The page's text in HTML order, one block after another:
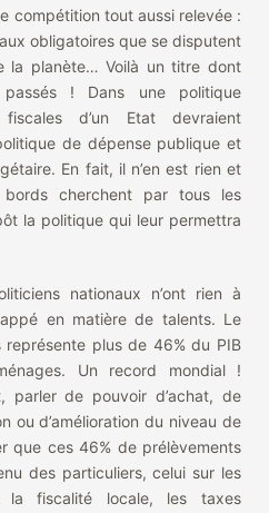
compétition tout aussi relevée :
obligatoires que se disputent
la planète… Voilà un titre dont
! Dans une politique
d’un Etat devraient
de dépense publique et
En fait, il n’en est rien et
cherchent par tous les
la politique qui leur permettra
nationaux n’ont rien à
en matière de talents. Le
plus de 46% du PIB
Un record mondial !
parler de pouvoir d’achat, de
ou d’amélioration du niveau de
que ces 46% de prélèvements
des particuliers, celui sur les
la fiscalité locale, les taxes